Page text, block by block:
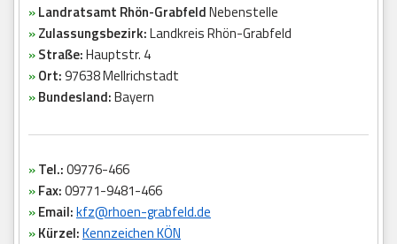
»Landratsamt Rhön-GrabfeldNebenstelle
»Zulassungsbezirk:Landkreis Rhön-Grabfeld
»Straße:Hauptstr. 4
»Ort:97638 Mellrichstadt
»Bundesland:Bayern
»Tel.:09776-466
»Fax:09771-9481-466
»Email:kfz@rhoen-grabfeld.de
»Kürzel:Kennzeichen KÖN